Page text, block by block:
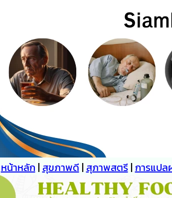
หน้าหลัก|สุขภาพดี|สุภาพสตรี|การแปล